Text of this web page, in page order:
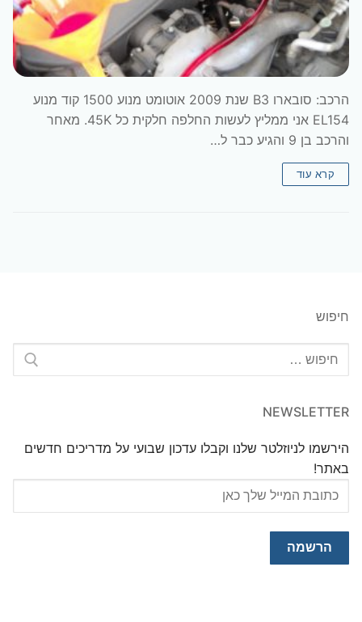
הרכב: סובארו B3 שנת 2009 אוטומט מנוע 1500 קוד מנוע
EL154 אני ממליץ לעשות החלפה חלקית כל 45K. מאחר
והרכב בן 9 והגיע כבר ל…
קרא עוד
חיפוש
NEWSLETTER
הירשמו לניוזלטר שלנו וקבלו עדכון שבועי על מדריכים חדשים
באתר!